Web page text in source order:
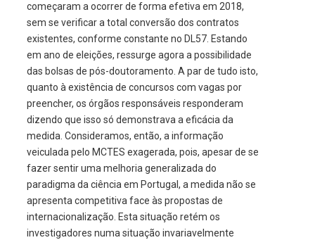
começaram a ocorrer de forma efetiva em 2018,
sem se verificar a total conversão dos contratos
existentes, conforme constante no DL57. Estando
em ano de eleições, ressurge agora a possibilidade
das bolsas de pós-doutoramento. A par de tudo isto,
quanto à existência de concursos com vagas por
preencher, os órgãos responsáveis responderam
dizendo que isso só demonstrava a eficácia da
medida. Consideramos, então, a informação
veiculada pelo MCTES exagerada, pois, apesar de se
fazer sentir uma melhoria generalizada do
paradigma da ciência em Portugal, a medida não se
apresenta competitiva face às propostas de
internacionalização. Esta situação retém os
investigadores numa situação invariavelmente